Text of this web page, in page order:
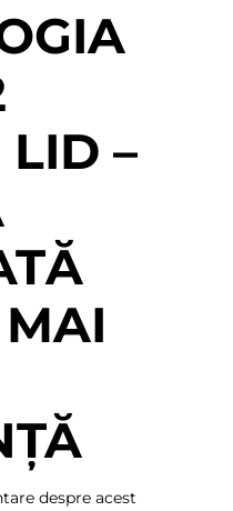
–
despre acest